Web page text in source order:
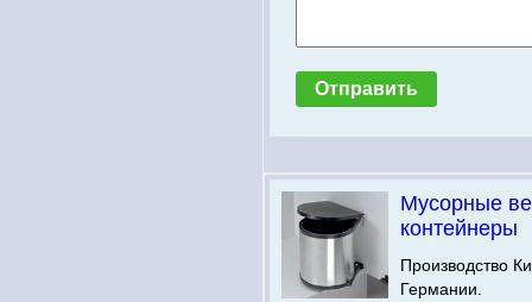
Мусорные
контейнеры
Производство
Германии.